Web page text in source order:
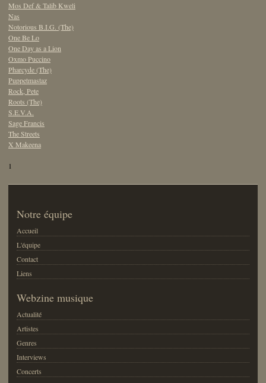
Mos Def & Talib Kweli
Nas
Notorious B.I.G. (The)
One Be Lo
One Day as a Lion
Oxmo Puccino
Pharcyde (The)
Puppetmastaz
Rock, Pete
Roots (The)
S.E.V.A.
Sage Francis
The Streets
X Makeena
1
Notre équipe
Accueil
L'équipe
Contact
Liens
Webzine musique
Actualité
Artistes
Genres
Interviews
Concerts